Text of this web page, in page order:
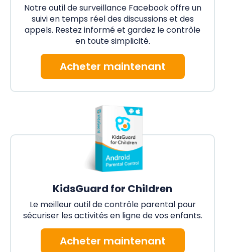
Notre outil de surveillance Facebook offre un
suivi en temps réel des discussions et des
appels. Restez informé et gardez le contrôle
en toute simplicité.
Acheter maintenant
KidsGuard for Children
Le meilleur outil de contrôle parental pour
sécuriser les activités en ligne de vos enfants.
Acheter maintenant